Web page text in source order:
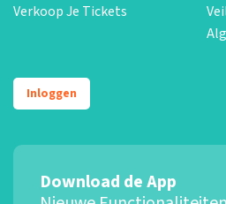
Verkoop Je Tickets
Inloggen
Download de App